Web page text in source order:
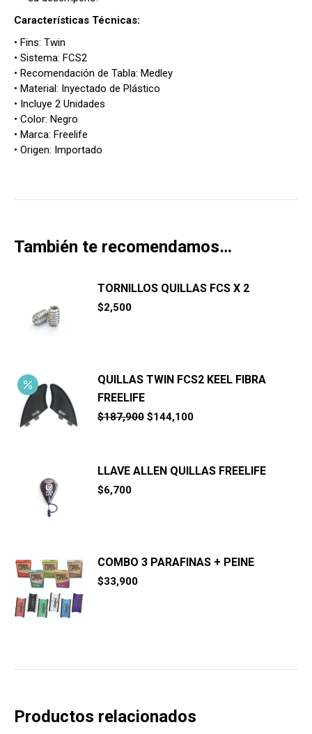
Características Técnicas:
• Fins: Twin
• Sistema: FCS2
• Recomendación de Tabla: Medley
• Material: Inyectado de Plástico
• Incluye 2 Unidades
• Color: Negro
• Marca: Freelife
• Origen: Importado
También te recomendamos…
TORNILLOS QUILLAS FCS X 2
$2,500
QUILLAS TWIN FCS2 KEEL FIBRA
FREELIFE
$187,900 El
$187,900.
$144,100El
$144,100.
LLAVE ALLEN QUILLAS FREELIFE
$6,700
COMBO 3 PARAFINAS + PEINE
$33,900
Productos relacionados